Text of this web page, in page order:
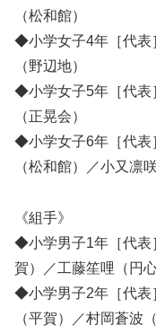
（松和館）
◆小学女子4年［代表
（野辺地）
◆小学女子5年［代表
（正晃会）
◆小学女子6年［代表
（松和館）／小又凛
《組手》
◆小学男子1年［代表
賀）／工藤笙哩（円
◆小学男子2年［代表
（平賀）／村岡蒼波